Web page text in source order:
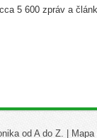
5 600 zpráv a
od A do Z. | Mapa